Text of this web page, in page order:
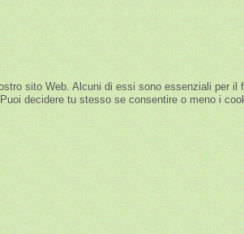
sito Web. Alcuni di essi sono essenziali per
decidere tu stesso se consentire o meno i